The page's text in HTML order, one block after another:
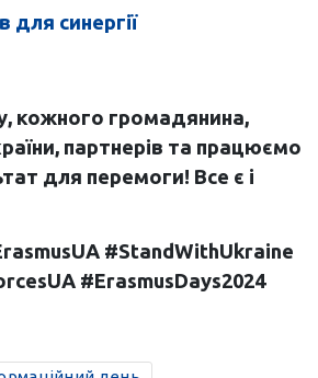
для синергії
кожного громадянина,
партнерів та працюємо
для перемоги! Все є і
#StandWithUkraine
#ErasmusDays2024